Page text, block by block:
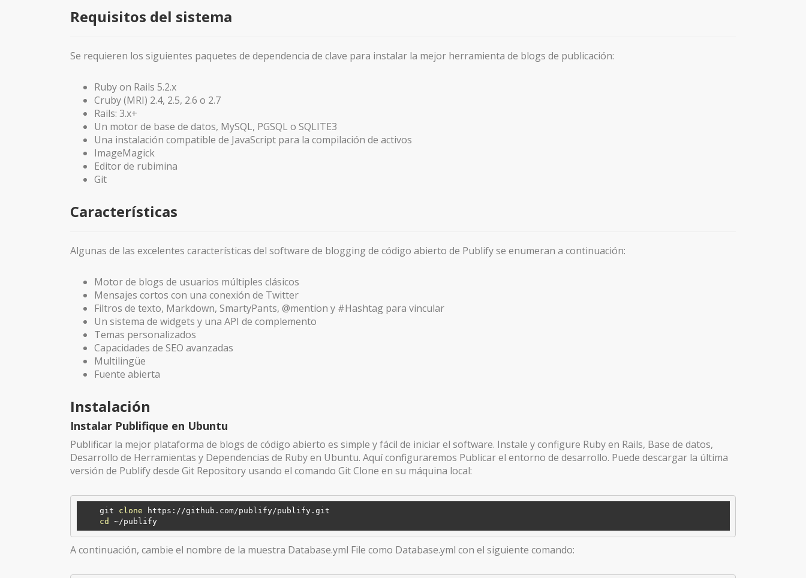
Requisitos del sistema
Se requieren los siguientes paquetes de dependencia de clave para instalar la mejor herramienta de blogs de publicación:
Ruby on Rails 5.2.x
Cruby (MRI) 2.4, 2.5, 2.6 o 2.7
Rails: 3.x+
Un motor de base de datos, MySQL, PGSQL o SQLITE3
Una instalación compatible de JavaScript para la compilación de activos
ImageMagick
Editor de rubimina
Git
Características
Algunas de las excelentes características del software de blogging de código abierto de Publify se enumeran a continuación:
Motor de blogs de usuarios múltiples clásicos
Mensajes cortos con una conexión de Twitter
Filtros de texto, Markdown, SmartyPants, @mention y #Hashtag para vincular
Un sistema de widgets y una API de complemento
Temas personalizados
Capacidades de SEO avanzadas
Multilingüe
Fuente abierta
Instalación
Instalar Publifique en Ubuntu
Publificar la mejor plataforma de blogs de código abierto es simple y fácil de iniciar el software. Instale y configure Ruby en Rails, Base de datos,
Desarrollo de Herramientas y Dependencias de Ruby en Ubuntu. Aquí configuraremos Publicar el entorno de desarrollo. Puede descargar la última
versión de Publify desde Git Repository usando el comando Git Clone en su máquina local:
    git
clone https://github.com/publify/publify.git
cd
A continuación, cambie el nombre de la muestra Database.yml File como Database.yml con el siguiente comando: